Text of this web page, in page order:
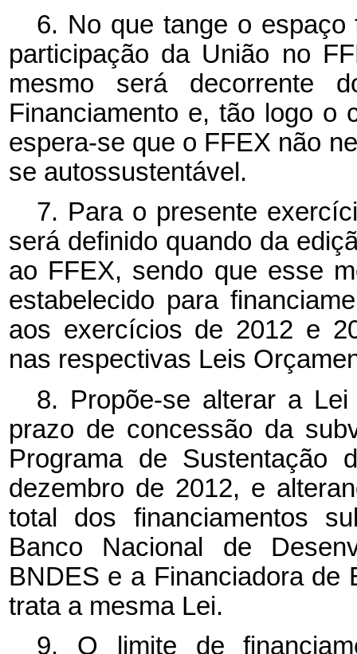
6. No que tange o
participação da União no
mesmo será decorrente
Financiamento e, tão logo o
espera-se que o FFEX não
se autossustentável.
7. Para o presente
será definido quando da
ao FFEX, sendo que esse
estabelecido para
aos exercícios de 2012 e
nas respectivas Leis
8. Propõe-se alterar a
prazo de concessão da
Programa de
dezembro de 2012, e
total dos financiamentos
Banco Nacional de
BNDES e a Financiadora de
trata a mesma Lei.
9. O limite de